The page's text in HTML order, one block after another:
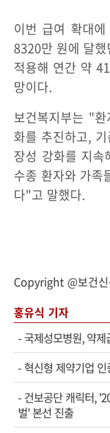
이번 급여 확대
8320만 원에 달
적용해 연간 약
망이다.
보건복지부는 "
화를 추진하고,
장성 강화를 지
수종 환자와 가족
다"고 말했다.
Copyright @보건
홍유식 기자
-국제성모병원, 약
-혁신형 제약기업
- 건보공단 캐릭터,
벌' 본선 진출